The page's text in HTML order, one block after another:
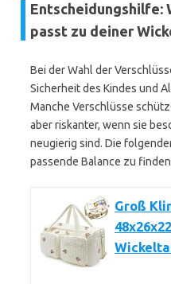
Entscheidungshilfe:
passt zu deiner
Bei der Wahl der
Sicherheit des Kindes und
Manche Verschlüsse
aber riskanter, wenn sie
neugierig sind. Die
passende Balance zu
Groß